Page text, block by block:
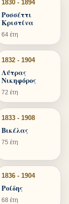
1830 - 1894
Ροσσέττι
Κριστίνα
64 έτη
1832 - 1904
Λύτρας
Νικηφόρος
72 έτη
1833 - 1908
Βικέλας
75 έτη
1836 - 1904
Ροίδης
68 έτη